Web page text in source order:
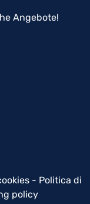
Angebote!
- Politica di
policy